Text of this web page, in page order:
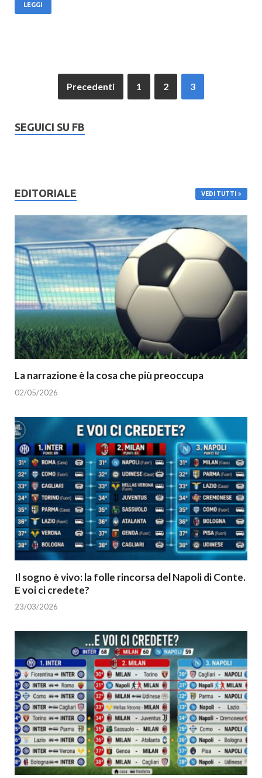
LEGGI
Precedenti 1 2 3
SEGUICI SU FB
EDITORIALE VEDI TUTTI
La narrazione è la cosa che più preoccupa
02/05/2026
Il sogno è vivo: la folle rincorsa del Napoli di Conte.
E voi ci credete?
23/03/2026